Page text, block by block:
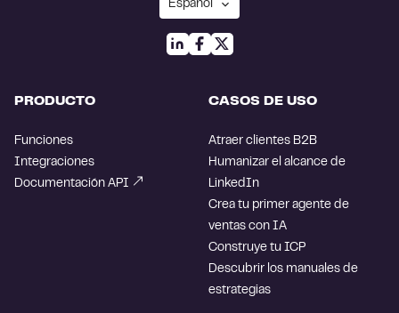
PRODUCTO
Funciones
Integraciones
Documentación API
CASOS DE USO
Atraer clientes B2B
Humanizar el alcance de
LinkedIn
Crea tu primer agente de
ventas con IA
Construye tu ICP
Descubrir los manuales de
estrategias